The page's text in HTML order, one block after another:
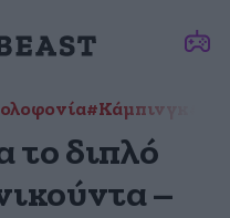
#Κάμπινγκ
το διπλό
–